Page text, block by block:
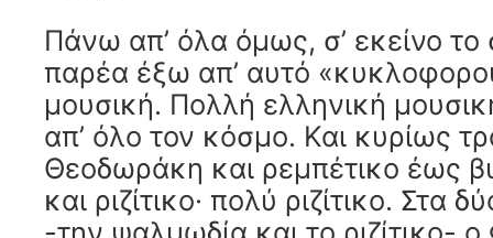
Πάνω απ’ όλα όμως, σ’ εκείνο το
παρέα έξω απ’ αυτό
μουσική. Πολλή ελληνική
απ’ όλο τον κόσμο. Και κυρίως
Θεοδωράκη και ρεμπέτικο έως
και ριζίτικο· πολύ ριζίτικο. Στα